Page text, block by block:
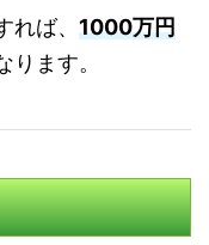
ば、 1000万円
ります。